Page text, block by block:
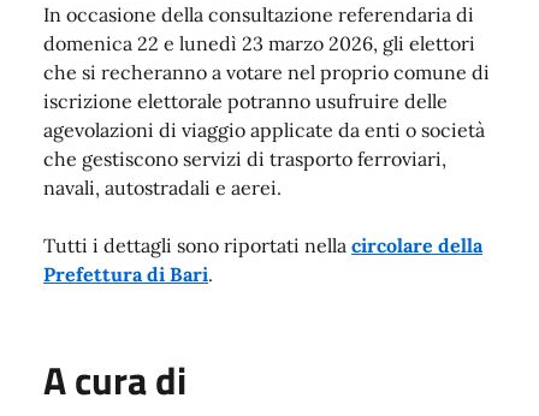
In occasione della consultazione referendaria di
domenica 22 e lunedì 23 marzo 2026, gli elettori
che si recheranno a votare nel proprio comune di
iscrizione elettorale potranno usufruire delle
agevolazioni di viaggio applicate da enti o società
che gestiscono servizi di trasporto ferroviari,
navali, autostradali e aerei.
Tutti i dettagli sono riportati nella circolare della
Prefettura di Bari.
A cura di